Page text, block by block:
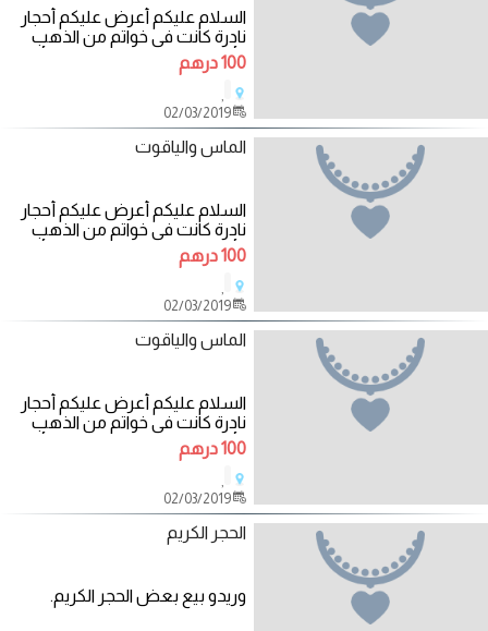
السلام عليكم أعرض عليكم أحجار
نادرة كانت في خواتم من الذهب
وأخرئ من الطبيعه حجر كريم أصلي
مجرب
100 درهم
,
02/03/2019
الماس والياقوت
السلام عليكم أعرض عليكم أحجار
نادرة كانت في خواتم من الذهب
وأخرئ من الطبيعه حجر كريم أصلي
مجرب
100 درهم
,
02/03/2019
الماس والياقوت
السلام عليكم أعرض عليكم أحجار
نادرة كانت في خواتم من الذهب
وأخرئ من الطبيعه حجر كريم أصلي
مجرب
100 درهم
,
02/03/2019
الحجر الكريم
وريدو بيع بعض الحجر الكريم.